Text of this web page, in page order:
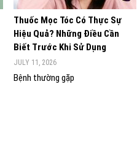
Thuốc Mọc Tóc Có Thực Sự
Hiệu Quả? Những Điều Cần
Biết Trước Khi Sử Dụng
JULY 11, 2026
Bệnh thường gặp